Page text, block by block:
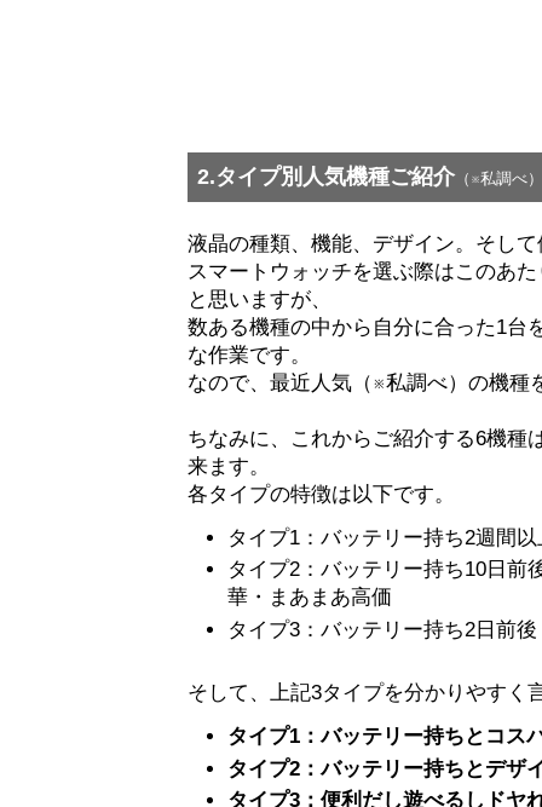
2.タイプ別人気機種ご紹介（※私調べ）
液晶の種類、機能、デザイン。そして
スマートウォッチを選ぶ際はこのあ
と思いますが、
数ある機種の中から自分に合った1台
な作業です。
なので、最近人気（※私調べ）の機種
ちなみに、これからご紹介する6機種
来ます。
各タイプの特徴は以下です。
タイプ1：バッテリー持ち2週間
タイプ2：バッテリー持ち10日前
華・まあまあ高価
タイプ3：バッテリー持ち2日前
そして、上記3タイプを分かりやすく
タイプ1：バッテリー持ちとコス
タイプ2：バッテリー持ちとデザ
タイプ3：便利だし遊べるしドヤ